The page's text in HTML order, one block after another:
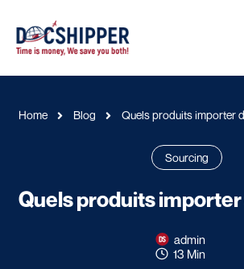
Home Blog Quels produits importer
Sourcing
Quels produits importer
admin
13 Min